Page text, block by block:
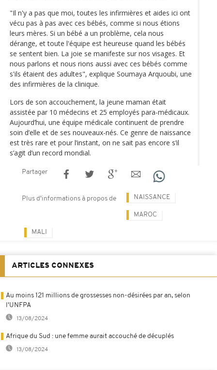
"Il n'y a pas que moi, toutes les infirmières et aides ici ont
vécu pas à pas avec ces bébés, comme si nous étions
leurs mères. Si un bébé a un problème, cela nous
dérange, et toute l'équipe est heureuse quand les bébés
se sentent bien. La joie se manifeste sur nos visages. Et
nous parlons et nous rions aussi avec ces bébés comme
s'ils étaient des adultes", explique Soumaya Arquoubi, une
des infirmières de la clinique.
Lors de son accouchement, la jeune maman était
assistée par 10 médecins et 25 employés para-médicaux.
Aujourd’hui, une équipe médicale continuent de prendre
soin d’elle et de ses nouveaux-nés. Ce genre de naissance
est très rare et pour l’instant, on ne sait pas encore s’il
s’agit d’un record mondial.
Partager
Plus d'informations à propos de NAISSANCE
MAROC
MALI
ARTICLES CONNEXES
Au moins 121 millions de grossesses non-désirées par an, selon
l'UNFPA
13/08/2024
Afrique du Sud : une femme aurait accouché de décuplés
13/08/2024